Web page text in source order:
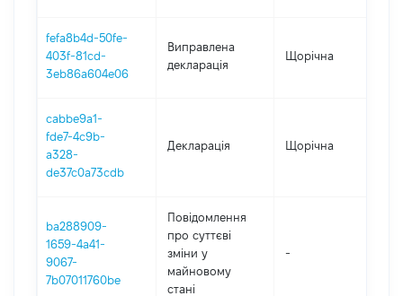
fefa8b4d-50fe-
403f-81cd-
3eb86a604e06
Виправлена
декларація
Щорічна
cabbe9a1-
fde7-4c9b-
a328-
de37c0a73cdb
Декларація Щорічна
ba288909-
1659-4a41-
9067-
7b07011760be
Повідомлення
про суттєві
зміни y
майновому
стані
-